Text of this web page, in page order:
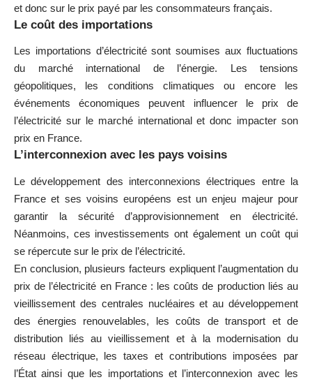
et donc sur le prix payé par les consommateurs français.
Le coût des importations
Les importations d’électricité sont soumises aux fluctuations
du marché international de l’énergie. Les tensions
géopolitiques, les conditions climatiques ou encore les
événements économiques peuvent influencer le prix de
l’électricité sur le marché international et donc impacter son
prix en France.
L’interconnexion avec les pays voisins
Le développement des interconnexions électriques entre la
France et ses voisins européens est un enjeu majeur pour
garantir la sécurité d’approvisionnement en électricité.
Néanmoins, ces investissements ont également un coût qui
se répercute sur le prix de l’électricité.
En conclusion, plusieurs facteurs expliquent l’augmentation du
prix de l’électricité en France : les coûts de production liés au
vieillissement des centrales nucléaires et au développement
des énergies renouvelables, les coûts de transport et de
distribution liés au vieillissement et à la modernisation du
réseau électrique, les taxes et contributions imposées par
l’État ainsi que les importations et l’interconnexion avec les